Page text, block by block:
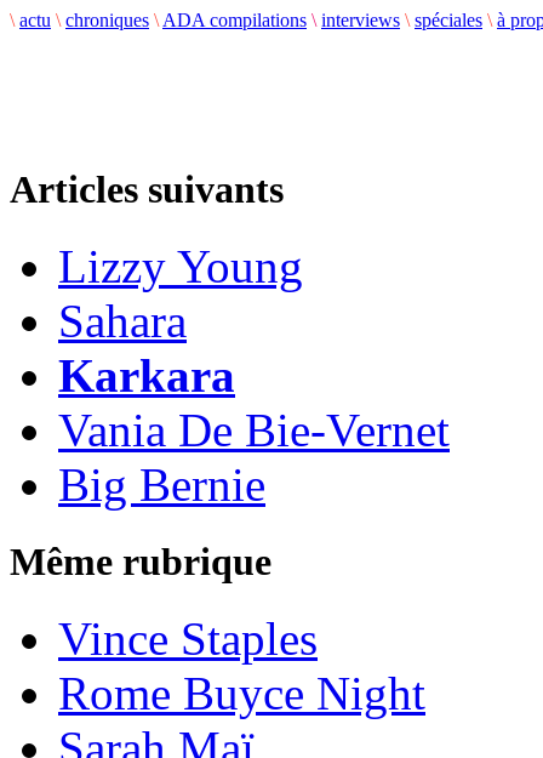
\ actu \ chroniques \ ADA compilations \ interviews \ spéciales \ à
Articles suivants
Lizzy Young
Sahara
Karkara
Vania De Bie-Vernet
Big Bernie
Même rubrique
Vince Staples
Rome Buyce Night
Sarah Maï